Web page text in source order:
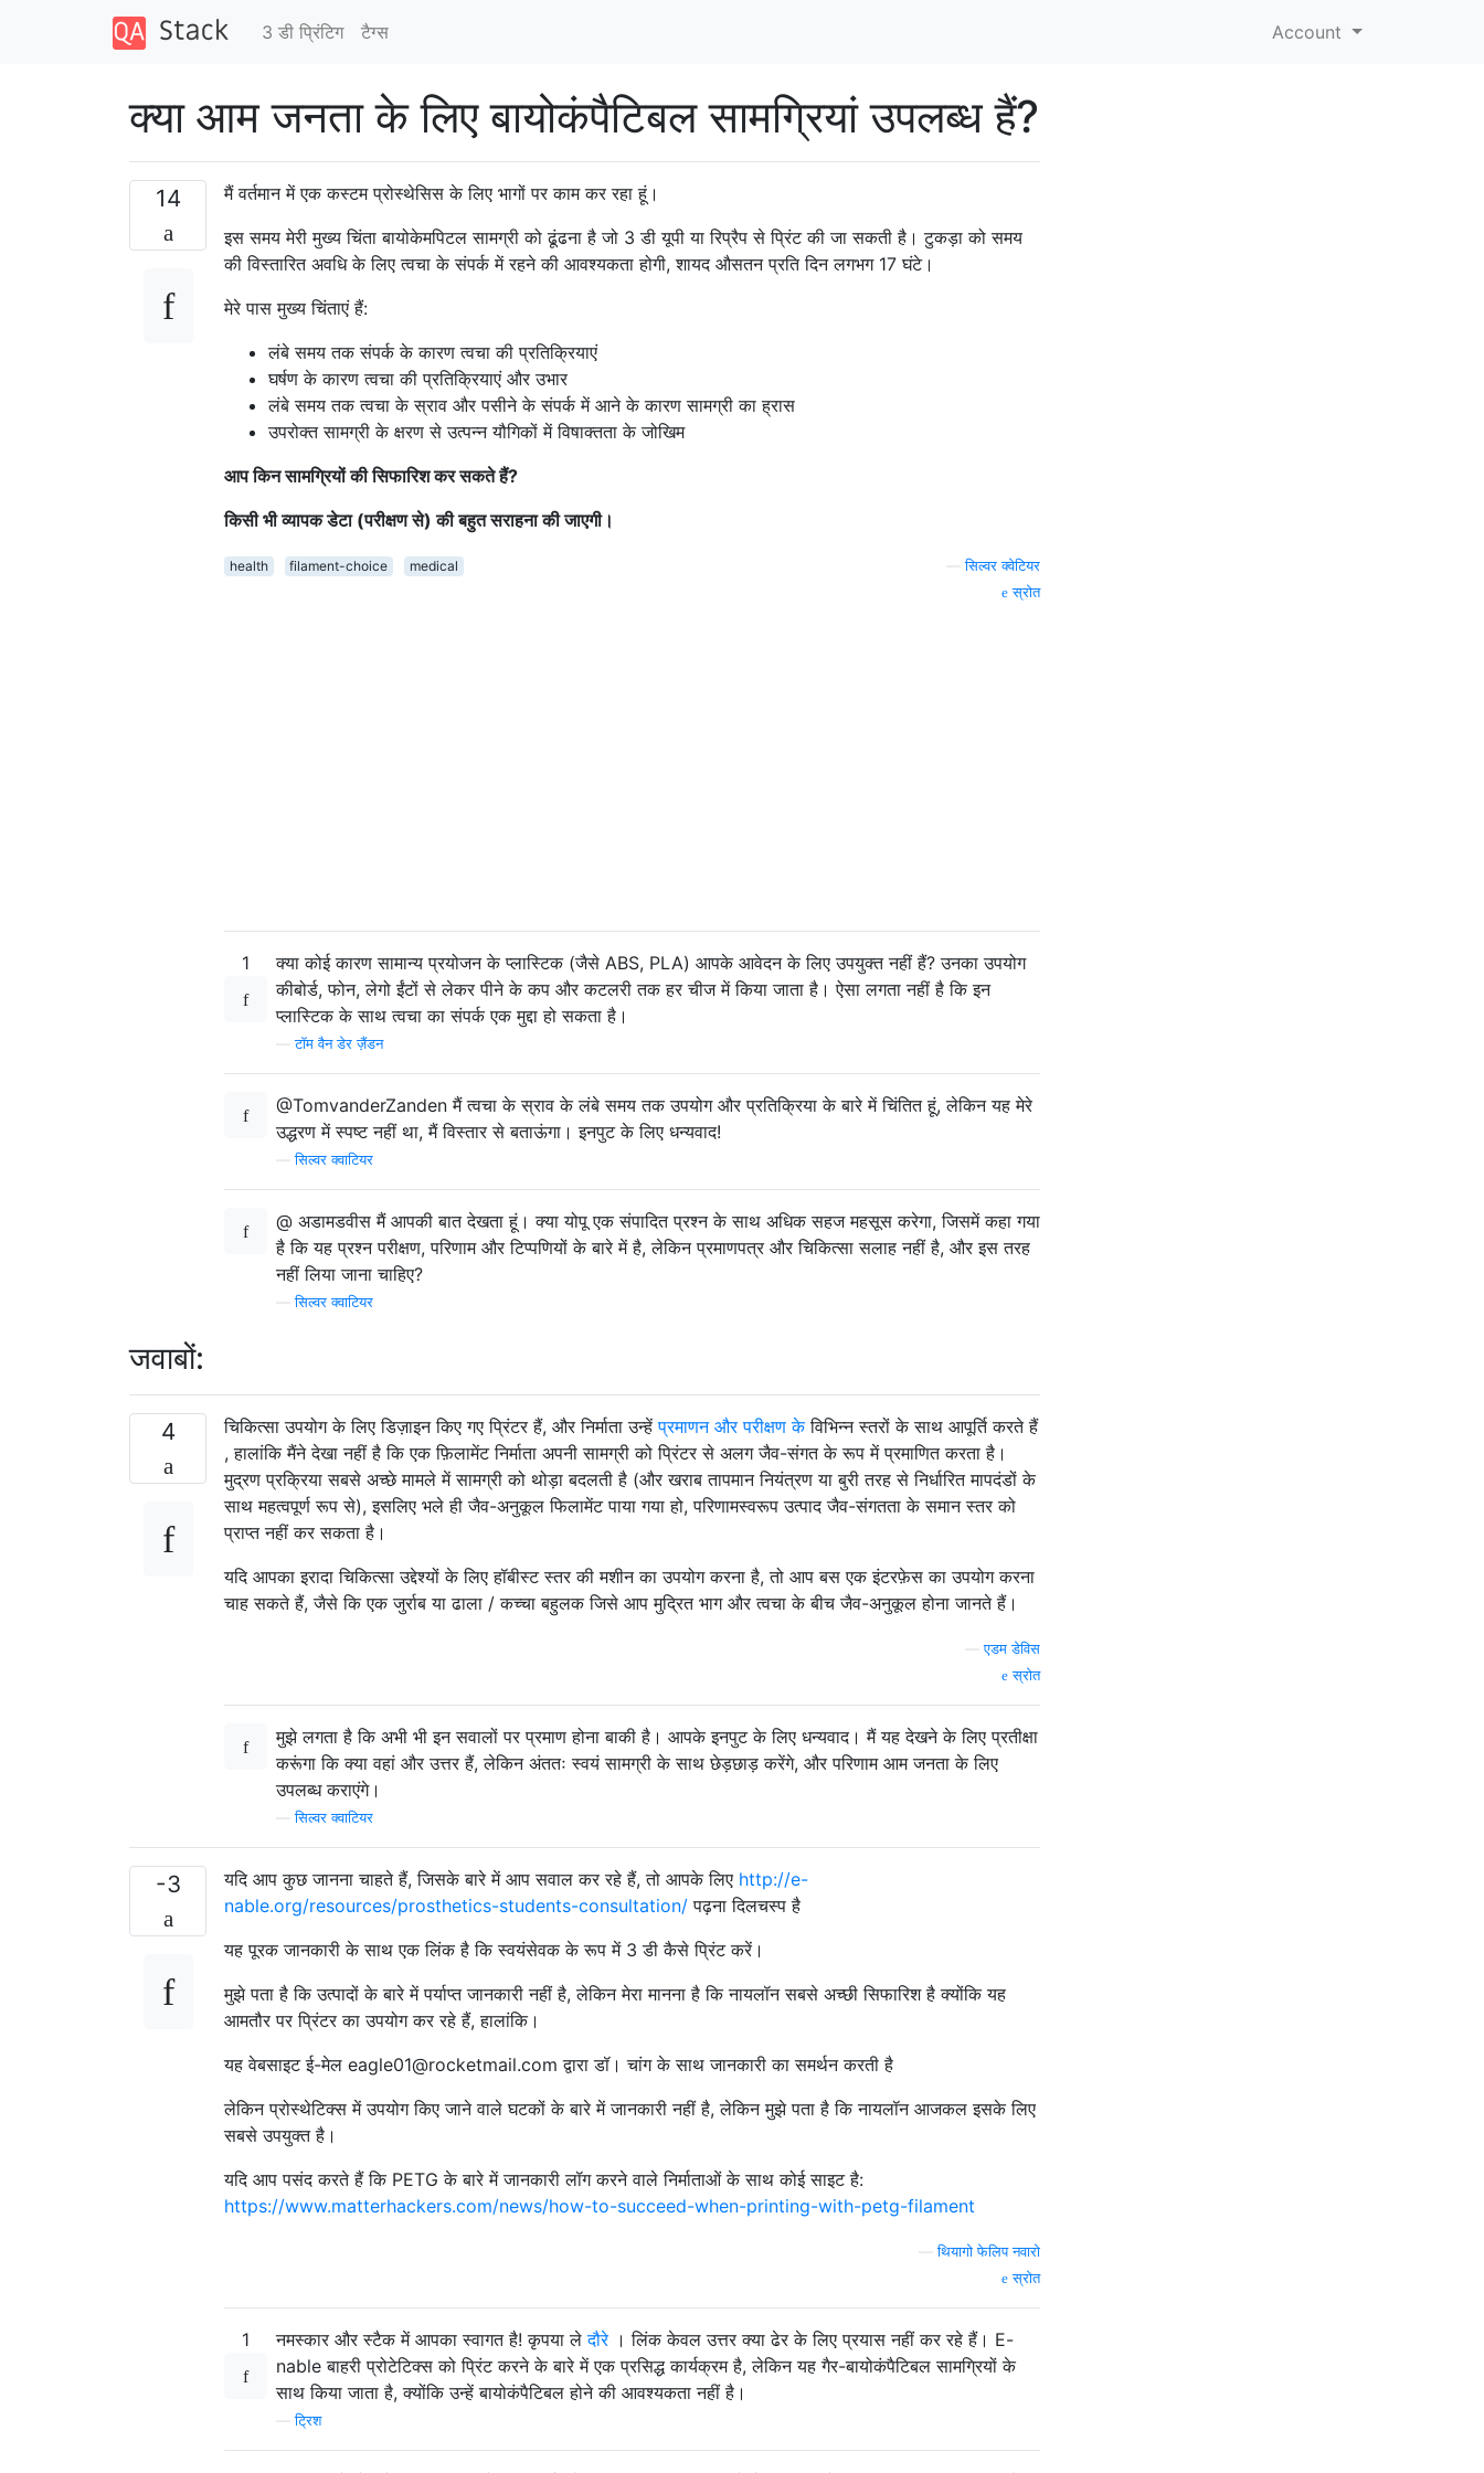
3 डी प्रिंटिग टैग्‍स Account
क्या आम जनता के लिए बायोकंपैटिबल सामग्रियां उपलब्ध हैं?
14
मैं वर्तमान में एक कस्टम प्रोस्थेसिस के लिए भागों पर काम कर रहा हूं।
इस समय मेरी मुख्य चिंता बायोकेमपिटल सामग्री को ढूंढना है जो 3 डी यूपी या रिप्रैप से प्रिंट की जा सकती है। टुकड़ा को समय
की विस्तारित अवधि के लिए त्वचा के संपर्क में रहने की आवश्यकता होगी, शायद औसतन प्रति दिन लगभग 17 घंटे।
मेरे पास मुख्य चिंताएं हैं:
लंबे समय तक संपर्क के कारण त्वचा की प्रतिक्रियाएं
घर्षण के कारण त्वचा की प्रतिक्रियाएं और उभार
लंबे समय तक त्वचा के स्राव और पसीने के संपर्क में आने के कारण सामग्री का ह्रास
उपरोक्त सामग्री के क्षरण से उत्पन्न यौगिकों में विषाक्तता के जोखिम
आप किन सामग्रियों की सिफारिश कर सकते हैं?
किसी भी व्यापक डेटा (परीक्षण से) की बहुत सराहना की जाएगी।
health filament-choice medical —सिल्वर क्वेटियर
स्रोत
1
क्या कोई कारण सामान्य प्रयोजन के प्लास्टिक (जैसे ABS, PLA) आपके आवेदन के लिए उपयुक्त नहीं हैं? उनका उपयोग
कीबोर्ड, फोन, लेगो ईंटों से लेकर पीने के कप और कटलरी तक हर चीज में किया जाता है। ऐसा लगता नहीं है कि इन
प्लास्टिक के साथ त्वचा का संपर्क एक मुद्दा हो सकता है।
—टॉम वैन डेर ज़ैंडन
@TomvanderZanden मैं त्वचा के स्राव के लंबे समय तक उपयोग और प्रतिक्रिया के बारे में चिंतित हूं, लेकिन यह मेरे
उद्धरण में स्पष्ट नहीं था, मैं विस्तार से बताऊंगा। इनपुट के लिए धन्यवाद!
—सिल्वर क्वाटियर
@ अडामडवीस मैं आपकी बात देखता हूं। क्या योपू एक संपादित प्रश्न के साथ अधिक सहज महसूस करेगा, जिसमें कहा गया
है कि यह प्रश्न परीक्षण, परिणाम और टिप्पणियों के बारे में है, लेकिन प्रमाणपत्र और चिकित्सा सलाह नहीं है, और इस तरह
नहीं लिया जाना चाहिए?
—सिल्वर क्वाटियर
जवाबों:
4 चिकित्सा उपयोग के लिए डिज़ाइन किए गए प्रिंटर हैं, और निर्माता उन्हेंप्रमाणन और परीक्षण केविभिन्न स्तरों के साथ आपूर्ति करते हैं
, हालांकि मैंने देखा नहीं है कि एक फ़िलामेंट निर्माता अपनी सामग्री को प्रिंटर से अलग जैव-संगत के रूप में प्रमाणित करता है।
मुद्रण प्रक्रिया सबसे अच्छे मामले में सामग्री को थोड़ा बदलती है (और खराब तापमान नियंत्रण या बुरी तरह से निर्धारित मापदंडों के
साथ महत्वपूर्ण रूप से), इसलिए भले ही जैव-अनुकूल फिलामेंट पाया गया हो, परिणामस्वरूप उत्पाद जैव-संगतता के समान स्तर को
प्राप्त नहीं कर सकता है।
यदि आपका इरादा चिकित्सा उद्देश्यों के लिए हॉबीस्ट स्तर की मशीन का उपयोग करना है, तो आप बस एक इंटरफ़ेस का उपयोग करना
चाह सकते हैं, जैसे कि एक जुर्राब या ढाला / कच्चा बहुलक जिसे आप मुद्रित भाग और त्वचा के बीच जैव-अनुकूल होना जानते हैं।
—एडम डेविस
स्रोत
मुझे लगता है कि अभी भी इन सवालों पर प्रमाण होना बाकी है। आपके इनपुट के लिए धन्यवाद। मैं यह देखने के लिए प्रतीक्षा
करूंगा कि क्या वहां और उत्तर हैं, लेकिन अंततः स्वयं सामग्री के साथ छेड़छाड़ करेंगे, और परिणाम आम जनता के लिए
उपलब्ध कराएंगे।
—सिल्वर क्वाटियर
-3 यदि आप कुछ जानना चाहते हैं, जिसके बारे में आप सवाल कर रहे हैं, तो आपके लिए http://e-
nable.org/resources/prosthetics-students-consultation/ पढ़ना दिलचस्प है
यह पूरक जानकारी के साथ एक लिंक है कि स्वयंसेवक के रूप में 3 डी कैसे प्रिंट करें।
मुझे पता है कि उत्पादों के बारे में पर्याप्त जानकारी नहीं है, लेकिन मेरा मानना ​​है कि नायलॉन सबसे अच्छी सिफारिश है क्योंकि यह
आमतौर पर प्रिंटर का उपयोग कर रहे हैं, हालांकि।
यह वेबसाइट ई-मेल eagle01@rocketmail.com द्वारा डॉ। चांग के साथ जानकारी का समर्थन करती है
लेकिन प्रोस्थेटिक्स में उपयोग किए जाने वाले घटकों के बारे में जानकारी नहीं है, लेकिन मुझे पता है कि नायलॉन आजकल इसके लिए
सबसे उपयुक्त है।
यदि आप पसंद करते हैं कि PETG के बारे में जानकारी लॉग करने वाले निर्माताओं के साथ कोई साइट है:
https://www.matterhackers.com/news/how-to-succeed-when-printing-with-petg-filament
—थियागो फेलिप नवारो
स्रोत
1 नमस्कार और स्टैक में आपका स्वागत है! कृपया लेदौरे। लिंक केवल उत्तर क्या ढेर के लिए प्रयास नहीं कर रहे हैं। E-
nable बाहरी प्रोटेटिक्स को प्रिंट करने के बारे में एक प्रसिद्ध कार्यक्रम है, लेकिन यह गैर-बायोकंपैटिबल सामग्रियों के
साथ किया जाता है, क्योंकि उन्हें बायोकंपैटिबल होने की आवश्यकता नहीं है।
—ट्रिश